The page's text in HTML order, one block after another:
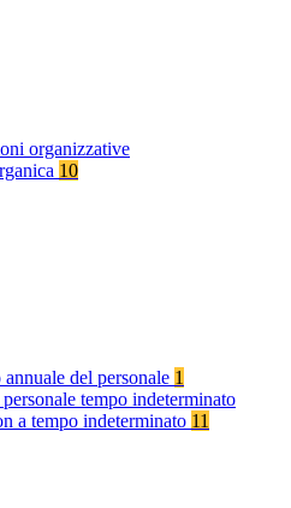
organizzative
10
del personale 1
tempo indeterminato
a tempo indeterminato 11